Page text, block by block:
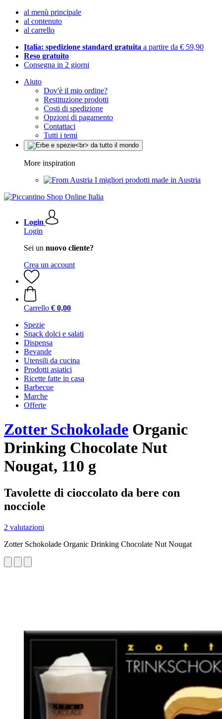
al menù principale
al contenuto
al carrello
Italia: spedizione standard gratuita a partire da € 59,90
Reso gratuito
Consegna in 2 giorni
Aiuto
Dov'è il mio ordine?
Restituzione prodotti
Costi di spedizione
Opzioni di pagamento
Contattaci
Tutti i temi
More inspiration
I migliori prodotti made in Austria
Login
Login
Sei un nuovo cliente?
Crea un account
Carrello € 0,00
Spezie
Snack dolci e salati
Dispensa
Bevande
Utensili da cucina
Prodotti asiatici
Ricette fatte in casa
Barbecue
Marche
Offerte
Zotter Schokolade Organic
Drinking Chocolate Nut
Nougat, 110 g
Tavolette di cioccolato da bere con
nocciole
2 valutazioni
Zotter Schokolade Organic Drinking Chocolate Nut Nougat